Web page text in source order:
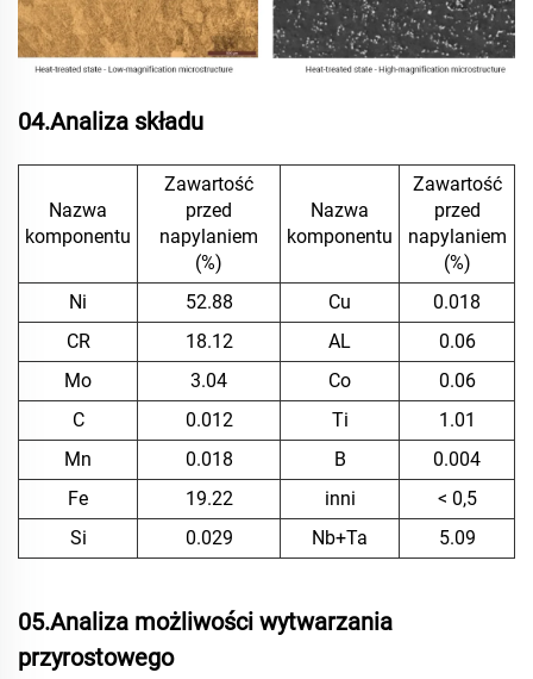
04.Analiza składu
Nazwa
komponentu
Zawartość
przed
napylaniem
(%)
Nazwa
komponentu
Zawartość
przed
napylaniem
(%)
Ni
52.88 Cu
0.018
CR
18.12 AL
0.06
Mo
3.04 Co
0.06
C
0.012 Ti
1.01
Mn
0.018 B
0.004
Fe
19.22 inni
< 0,5
Si
0.029 Nb+Ta 5.09
05.Analiza możliwości wytwarzania
przyrostowego